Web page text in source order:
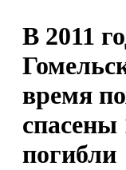
В 2011
время
спасены
погибли